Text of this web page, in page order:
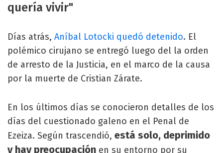
quería vivir"
Días atrás, Aníbal Lotocki quedó detenido. El
polémico cirujano se entregó luego del la orden
de arresto de la Justicia, en el marco de la causa
por la muerte de Cristian Zárate.
En los últimos días se conocieron detalles de los
días del cuestionado galeno en el Penal de
Ezeiza. Según trascendió, está solo, deprimido
y hay preocupación en su entorno por su